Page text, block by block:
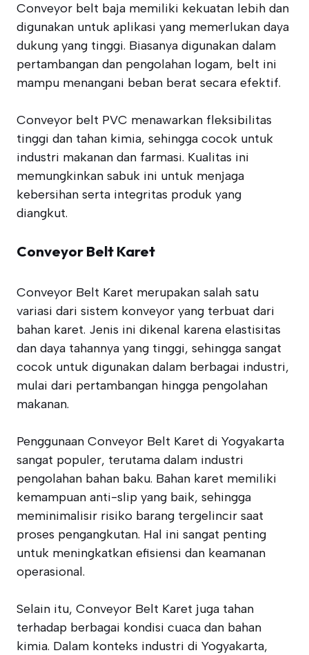
Conveyor belt baja memiliki kekuatan lebih dan
digunakan untuk aplikasi yang memerlukan daya
dukung yang tinggi. Biasanya digunakan dalam
pertambangan dan pengolahan logam, belt ini
mampu menangani beban berat secara efektif.
Conveyor belt PVC menawarkan fleksibilitas
tinggi dan tahan kimia, sehingga cocok untuk
industri makanan dan farmasi. Kualitas ini
memungkinkan sabuk ini untuk menjaga
kebersihan serta integritas produk yang
diangkut.
Conveyor Belt Karet
Conveyor Belt Karet merupakan salah satu
variasi dari sistem konveyor yang terbuat dari
bahan karet. Jenis ini dikenal karena elastisitas
dan daya tahannya yang tinggi, sehingga sangat
cocok untuk digunakan dalam berbagai industri,
mulai dari pertambangan hingga pengolahan
makanan.
Penggunaan Conveyor Belt Karet di Yogyakarta
sangat populer, terutama dalam industri
pengolahan bahan baku. Bahan karet memiliki
kemampuan anti-slip yang baik, sehingga
meminimalisir risiko barang tergelincir saat
proses pengangkutan. Hal ini sangat penting
untuk meningkatkan efisiensi dan keamanan
operasional.
Selain itu, Conveyor Belt Karet juga tahan
terhadap berbagai kondisi cuaca dan bahan
kimia. Dalam konteks industri di Yogyakarta,